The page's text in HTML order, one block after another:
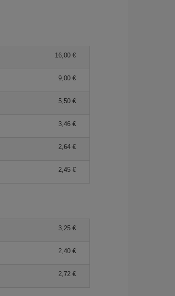
16,00 €
9,00 €
5,50 €
3,46 €
2,64 €
2,45 €
3,25 €
2,40 €
2,72 €